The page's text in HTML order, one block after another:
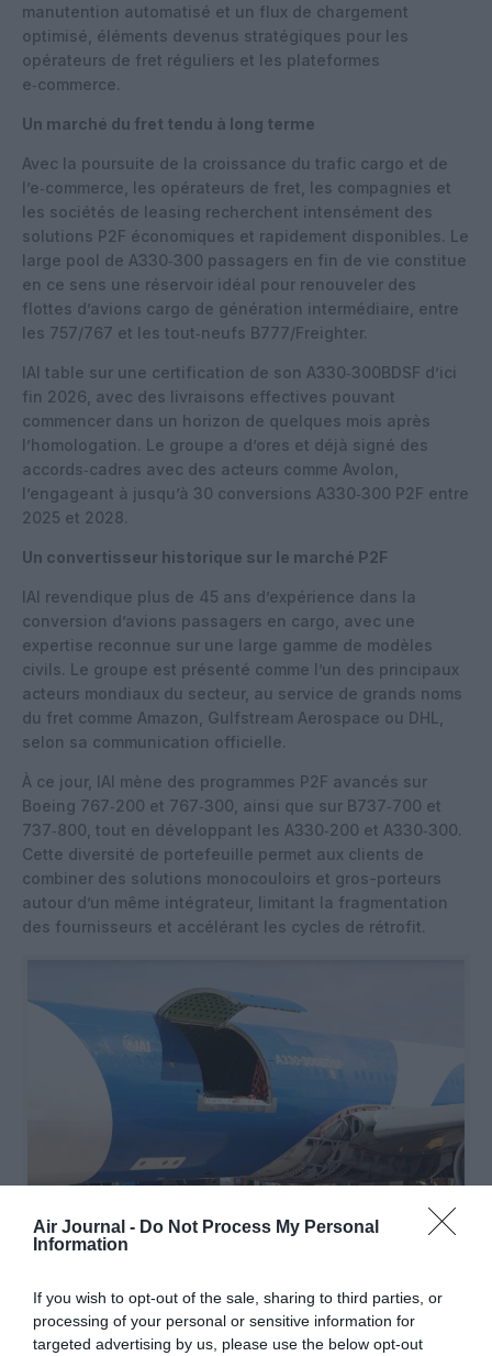
Air Journal - Do Not Process My Personal
Information
If you wish to opt-out of the sale, sharing to third parties, or
processing of your personal or sensitive information for
targeted advertising by us, please use the below opt-out
manutention automatisé et un flux de chargement
optimisé, éléments devenus stratégiques pour les
opérateurs de fret réguliers et les plateformes
e‑commerce.
Un marché du fret tendu à long terme
Avec la poursuite de la croissance du trafic cargo et de
l’e‑commerce, les opérateurs de fret, les compagnies et
les sociétés de leasing recherchent intensément des
solutions P2F économiques et rapidement disponibles. Le
large pool de A330‑300 passagers en fin de vie constitue
en ce sens une réservoir idéal pour renouveler des
flottes d’avions cargo de génération intermédiaire, entre
les 757/767 et les tout‑neufs B777/Freighter.
IAI table sur une certification de son A330‑300BDSF d’ici
fin 2026, avec des livraisons effectives pouvant
commencer dans un horizon de quelques mois après
l’homologation. Le groupe a d’ores et déjà signé des
accords‑cadres avec des acteurs comme Avolon,
l’engageant à jusqu’à 30 conversions A330‑300 P2F entre
2025 et 2028.
Un convertisseur historique sur le marché P2F
IAI revendique plus de 45 ans d’expérience dans la
conversion d’avions passagers en cargo, avec une
expertise reconnue sur une large gamme de modèles
civils. Le groupe est présenté comme l’un des principaux
acteurs mondiaux du secteur, au service de grands noms
du fret comme Amazon, Gulfstream Aerospace ou DHL,
selon sa communication officielle.
À ce jour, IAI mène des programmes P2F avancés sur
Boeing 767‑200 et 767‑300, ainsi que sur B737‑700 et
737‑800, tout en développant les A330‑200 et A330‑300.
Cette diversité de portefeuille permet aux clients de
combiner des solutions monocouloirs et gros-porteurs
autour d’un même intégrateur, limitant la fragmentation
des fournisseurs et accélérant les cycles de rétrofit.
©Israel Aerospace Industries